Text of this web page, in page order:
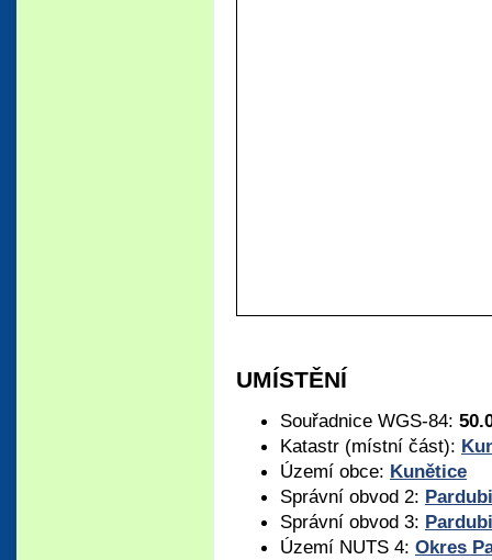
UMÍSTĚNÍ
Souřadnice WGS-84:
Katastr (místní část):
Území obce: Kunětice
Správní obvod 2:
Správní obvod 3:
Území NUTS 4: Okres